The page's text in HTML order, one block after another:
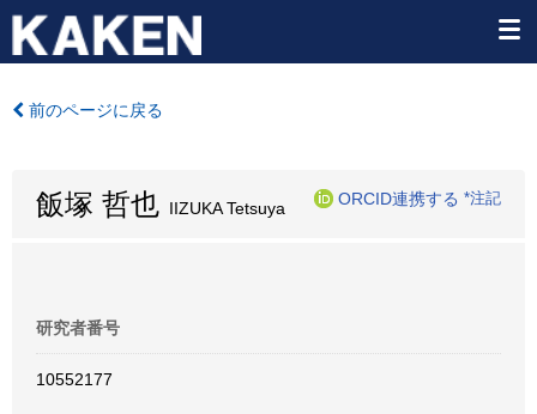
前のページに戻る
飯塚 哲也 IIZUKA Tetsuya
ORCID連携する *注記
研究者番号
10552177